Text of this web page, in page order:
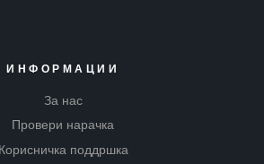
ИНФОРМАЦИИ
За нас
Провери нарачка
Корисничка поддршка